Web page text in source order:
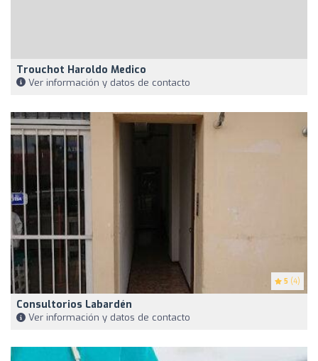
Trouchot Haroldo Medico
Ver información y datos de contacto
5 (4)
Consultorios Labardén
Ver información y datos de contacto